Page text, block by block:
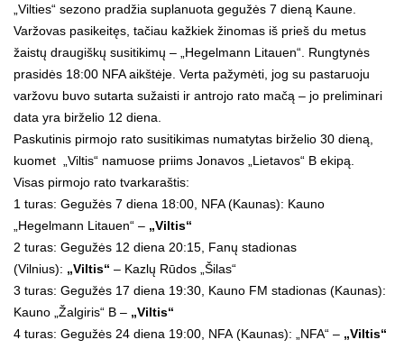
„Vilties“ sezono pradžia suplanuota gegužės 7 dieną Kaune.
Varžovas pasikeitęs, tačiau kažkiek žinomas iš prieš du metus
žaistų draugiškų susitikimų – „Hegelmann Litauen“. Rungtynės
prasidės 18:00 NFA aikštėje. Verta pažymėti, jog su pastaruoju
varžovu buvo sutarta sužaisti ir antrojo rato mačą – jo preliminari
data yra birželio 12 diena.
Paskutinis pirmojo rato susitikimas numatytas birželio 30 dieną,
kuomet „Viltis“ namuose priims Jonavos „Lietavos“ B ekipą.
Visas pirmojo rato tvarkaraštis:
1 turas: Gegužės 7 diena 18:00, NFA (Kaunas): Kauno
„Hegelmann Litauen“ – „Viltis“
2 turas: Gegužės 12 diena 20:15, Fanų stadionas
(Vilnius): „Viltis“ – Kazlų Rūdos „Šilas“
3 turas: Gegužės 17 diena 19:30, Kauno FM stadionas (Kaunas):
Kauno „Žalgiris“ B – „Viltis“
4 turas: Gegužės 24 diena 19:00, NFA (Kaunas): „NFA“ – „Viltis“